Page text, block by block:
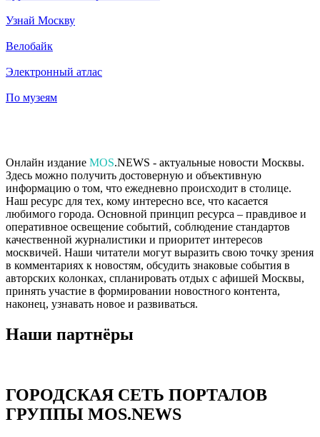
Узнай Москву
Велобайк
Электронный атлас
По музеям
Онлайн издание MOS.NEWS - актуальные новости Москвы.
Здесь можно получить достоверную и объективную
информацию о том, что ежедневно происходит в столице.
Наш ресурс для тех, кому интересно все, что касается
любимого города. Основной принцип ресурса – правдивое и
оперативное освещение событий, соблюдение стандартов
качественной журналистики и приоритет интересов
москвичей. Наши читатели могут выразить свою точку зрения
в комментариях к новостям, обсудить знаковые события в
авторских колонках, спланировать отдых с афишей Москвы,
принять участие в формировании новостного контента,
наконец, узнавать новое и развиваться.
Наши партнёры
ГОРОДСКАЯ СЕТЬ ПОРТАЛОВ
ГРУППЫ MOS.NEWS